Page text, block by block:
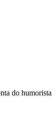
do humorista